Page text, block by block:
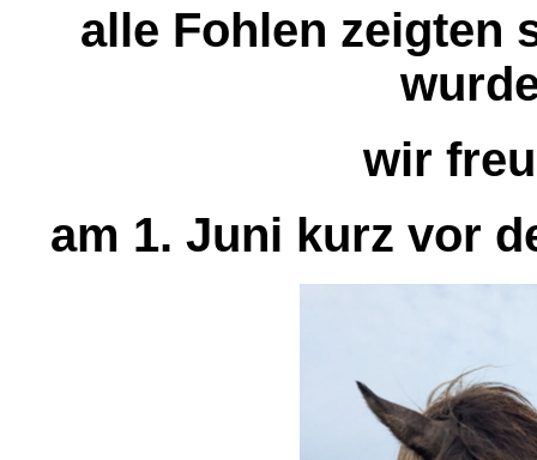
alle Fohlen zeigten
wir
am 1. Juni kurz vor